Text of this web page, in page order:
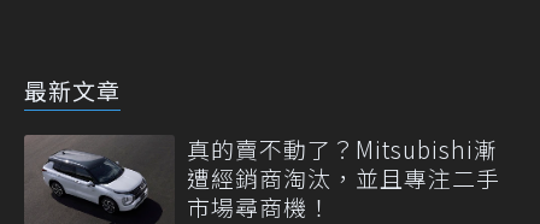
最新文章
真的賣不動了？Mitsubishi漸
遭經銷商淘汰，並且專注二手
市場尋商機！